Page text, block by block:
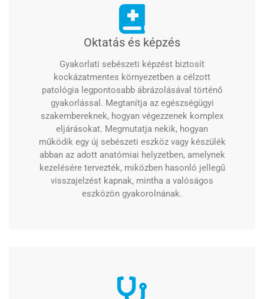
Oktatás és képzés
Gyakorlati sebészeti képzést biztosít
kockázatmentes környezetben a célzott
patológia legpontosabb ábrázolásával történő
gyakorlással. Megtanítja az egészségügyi
szakembereknek, hogyan végezzenek komplex
eljárásokat. Megmutatja nekik, hogyan
működik egy új sebészeti eszköz vagy készülék
abban az adott anatómiai helyzetben, amelynek
kezelésére tervezték, miközben hasonló jellegű
visszajelzést kapnak, mintha a valóságos
eszközön gyakorolnának.